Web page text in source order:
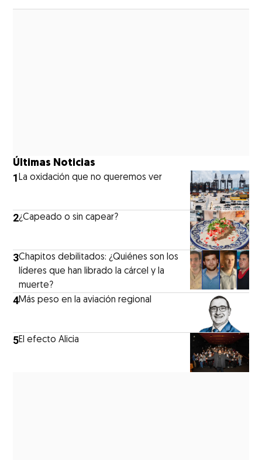
Últimas Noticias
1La oxidación que no queremos ver
2¿Capeado o sin capear?
3Chapitos debilitados: ¿Quiénes son los
líderes que han librado la cárcel y la
muerte?
4Más peso en la aviación regional
5El efecto Alicia